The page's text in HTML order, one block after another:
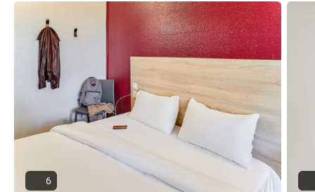
ดูรายละเอียด
6
ดูราย